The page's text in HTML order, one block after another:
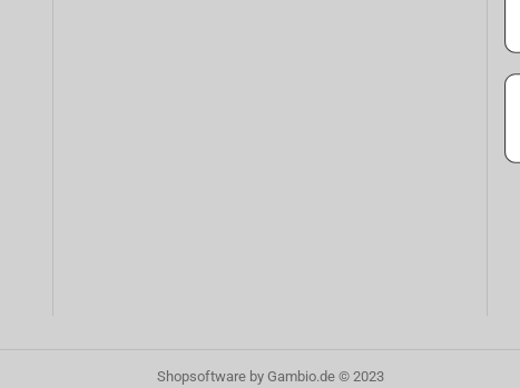
Shopsoftware by Gambio.de © 2023